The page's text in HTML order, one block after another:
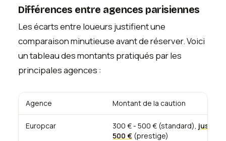
Différences entre agences parisiennes
Les écarts entre loueurs justifient une
comparaison minutieuse avant de réserver. Voici
un tableau des montants pratiqués par les
principales agences :
Agence Montant de la caution
Europcar 300 € - 500 € (standard), jusqu'à
500 € (prestige)